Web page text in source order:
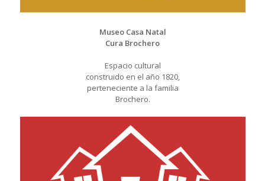
Museo Casa Natal
Cura Brochero
Espacio cultural
construido en el año 1820,
perteneciente a la familia
Brochero.